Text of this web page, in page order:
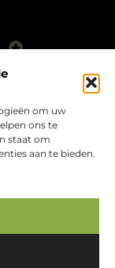
om uw
ons te
staat om
aan te bieden.
van